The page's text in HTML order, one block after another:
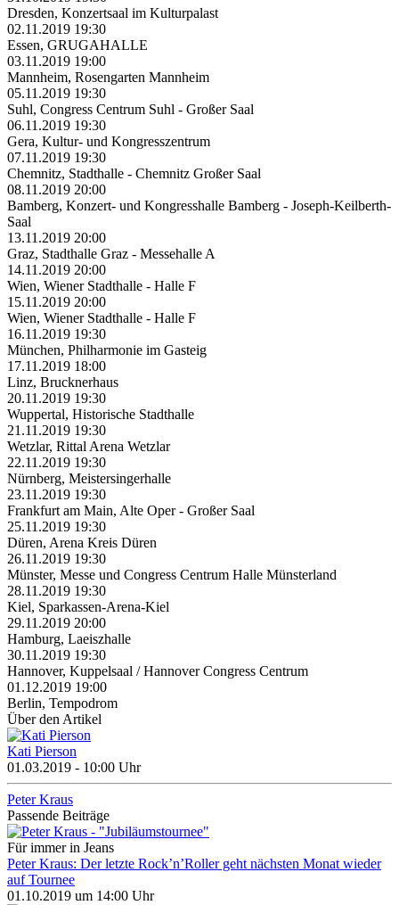
Dresden, Konzertsaal im Kulturpalast
02.11.2019 19:30
Essen, GRUGAHALLE
03.11.2019 19:00
Mannheim, Rosengarten Mannheim
05.11.2019 19:30
Suhl, Congress Centrum Suhl - Großer Saal
06.11.2019 19:30
Gera, Kultur- und Kongresszentrum
07.11.2019 19:30
Chemnitz, Stadthalle - Chemnitz Großer Saal
08.11.2019 20:00
Bamberg, Konzert- und Kongresshalle Bamberg - Joseph-Keilberth-
Saal
13.11.2019 20:00
Graz, Stadthalle Graz - Messehalle A
14.11.2019 20:00
Wien, Wiener Stadthalle - Halle F
15.11.2019 20:00
Wien, Wiener Stadthalle - Halle F
16.11.2019 19:30
München, Philharmonie im Gasteig
17.11.2019 18:00
Linz, Brucknerhaus
20.11.2019 19:30
Wuppertal, Historische Stadthalle
21.11.2019 19:30
Wetzlar, Rittal Arena Wetzlar
22.11.2019 19:30
Nürnberg, Meistersingerhalle
23.11.2019 19:30
Frankfurt am Main, Alte Oper - Großer Saal
25.11.2019 19:30
Düren, Arena Kreis Düren
26.11.2019 19:30
Münster, Messe und Congress Centrum Halle Münsterland
28.11.2019 19:30
Kiel, Sparkassen-Arena-Kiel
29.11.2019 20:00
Hamburg, Laeiszhalle
30.11.2019 19:30
Hannover, Kuppelsaal / Hannover Congress Centrum
01.12.2019 19:00
Berlin, Tempodrom
Über den Artikel
Kati Pierson
01.03.2019 - 10:00 Uhr
Peter Kraus
Passende Beiträge
Für immer in Jeans
Peter Kraus: Der letzte Rock’n’Roller geht nächsten Monat wieder
auf Tournee
01.10.2019 um 14:00 Uhr